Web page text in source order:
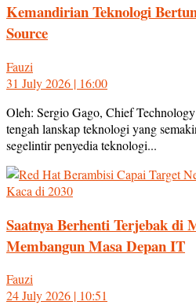
Kemandirian Teknologi
Source
Fauzi
31 July 2026 | 16:00
Oleh: Sergio Gago, Chief
tengah lanskap teknologi yang
segelintir penyedia teknologi...
Saatnya Berhenti Terjebak di
Membangun Masa Depan IT
Fauzi
24 July 2026 | 10:51